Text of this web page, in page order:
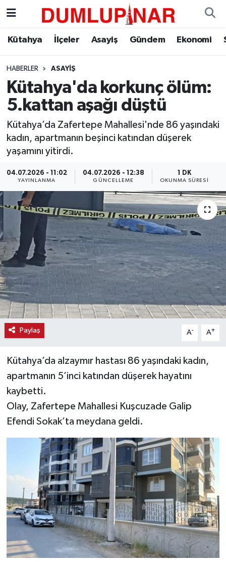
Kütahya İlçeler Asayiş Gündem Ekonomi
HABERLER ASAYIŞ
Kütahya'da korkunç ölüm:
5.kattan aşağı düştü
Kütahya’da Zafertepe Mahallesi'nde 86 yaşındaki
kadın, apartmanın beşinci katından düşerek
yaşamını yitirdi.
04.07.2026 - 11:02
YAYINLANMA
04.07.2026 - 12:38
GÜNCELLEME
1 DK
OKUNMA SÜRESI
Paylaş A- A+
Kütahya’da alzaymır hastası 86 yaşındaki kadın,
apartmanın 5’inci katından düşerek hayatını
kaybetti.
Olay, Zafertepe Mahallesi Kuşcuzade Galip
Efendi Sokak’ta meydana geldi.
Asayiş
Diğer
Dünya
Ekonomi
Emlak
Gündem
Haber
Haber İlanlar
Kültür-Sanat
Magazin
Sağlık
Siyaset
Spor
Teknoloji
Vasıta
Vefat Haberleri
Yaşam
Kütahya Hava Durumu
Kütahya Trafik Yoğunluk Haritası
Süper Lig Puan Durumu ve Fikstür
Son Dakika Haberleri